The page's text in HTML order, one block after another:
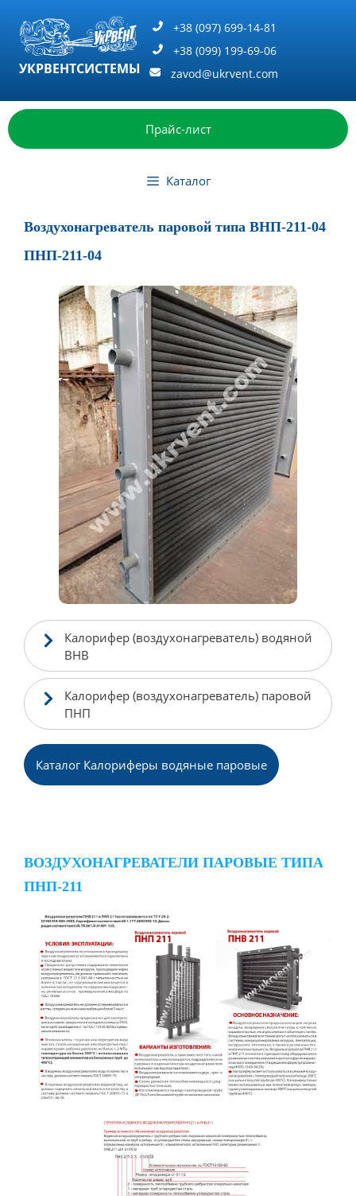
содержимому
УКРВЕНТСИСТЕМЫ
+38 (097) 699-14-81
+38 (099) 199-69-06
zavod@ukrvent.com
Прайс-лист
Каталог
Воздухонагреватель паровой типа ВНП-211-04
ПНП-211-04
Калорифер (воздухонагреватель) водяной
ВНВ
Калорифер (воздухонагреватель) паровой
ПНП
Каталог Калориферы водяные паровые
ВОЗДУХОНАГРЕВАТЕЛИ ПАРОВЫЕ ТИПА
ПНП-211